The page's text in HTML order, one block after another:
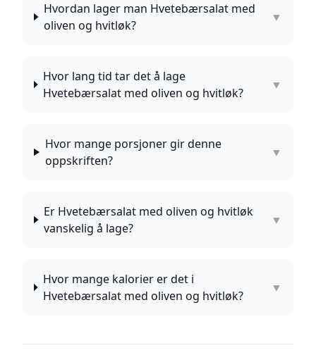
Hvordan lager man Hvetebærsalat med
oliven og hvitløk?
▼
Hvor lang tid tar det å lage
Hvetebærsalat med oliven og hvitløk?
▼
Hvor mange porsjoner gir denne
oppskriften?
▼
Er Hvetebærsalat med oliven og hvitløk
vanskelig å lage?
▼
Hvor mange kalorier er det i
Hvetebærsalat med oliven og hvitløk?
▼